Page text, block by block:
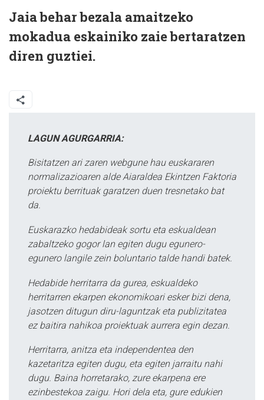
Jaia behar bezala amaitzeko
mokadua eskainiko zaie bertaratzen
diren guztiei.
LAGUN AGURGARRIA:
Bisitatzen ari zaren webgune hau euskararen
normalizazioaren alde Aiaraldea Ekintzen Faktoria
proiektu berrituak garatzen duen tresnetako bat
da.
Euskarazko hedabideak sortu eta eskualdean
zabaltzeko gogor lan egiten dugu egunero-
egunero langile zein boluntario talde handi batek.
Hedabide herritarra da gurea, eskualdeko
herritarren ekarpen ekonomikoari esker bizi dena,
jasotzen ditugun diru-laguntzak eta publizitatea
ez baitira nahikoa proiektuak aurrera egin dezan.
Herritarra, anitza eta independentea den
kazetaritza egiten dugu, eta egiten jarraitu nahi
dugu. Baina horretarako, zure ekarpena ere
ezinbestekoa zaigu. Hori dela eta, gure edukien